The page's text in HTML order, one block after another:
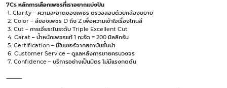
7Cs หลักการเลือกเพชรที่เราอยากแบ่งปัน
1. Clarity – ความสะอาดของเพชร ตรวจสอบด้วยกล้องขยาย
2. Color – สีของเพชร D ถึง Z เพื่อความเข้าใจเรื่องโทนสี
3. Cut – การเจียระไนระดับ Triple Excellent Cut
4. Carat – น้ำหนักเพชรแท้ 1 กะรัต = 200 มิลลิกรัม
5. Certification – มีใบเซอร์จากสถาบันชั้นนำ
6. Customer Service – ดูแลหลังการขายครบวงจร
7. Confidence – บริการอย่างเป็นมิตร ไม่มีแรงกดดัน
⸻